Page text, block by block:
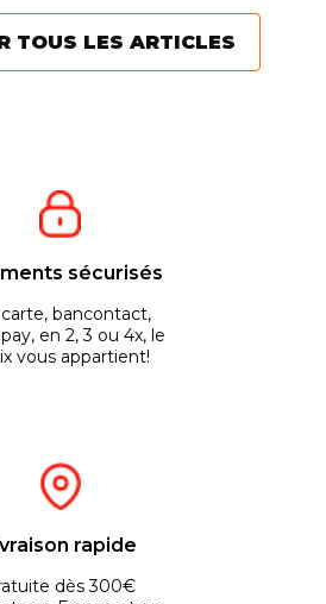
TOUS LES ARTICLES
sécurisés
bancontact,
en 2, 3 ou 4x, le
vous appartient!
rapide
dès 300€